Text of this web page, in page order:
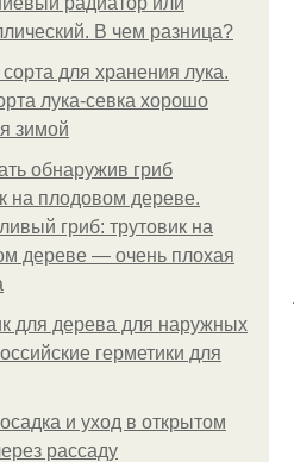
В чем разница?
для хранения лука.
лука-севка хорошо
зимой
обнаружив гриб
на плодовом дереве.
гриб: трутовик на
дереве — очень плохая
для дерева для наружных
герметики для
и уход в открытом
рассаду